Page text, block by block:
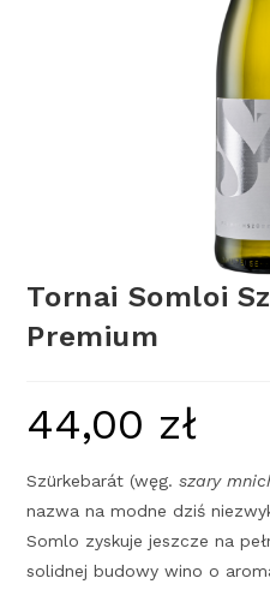
Tornai Somloi
Premium
44,00 zł
Szürkebarát (węg.szary
nazwa na modne dziś
Somlo zyskuje jeszcze na
solidnej budowy wino o